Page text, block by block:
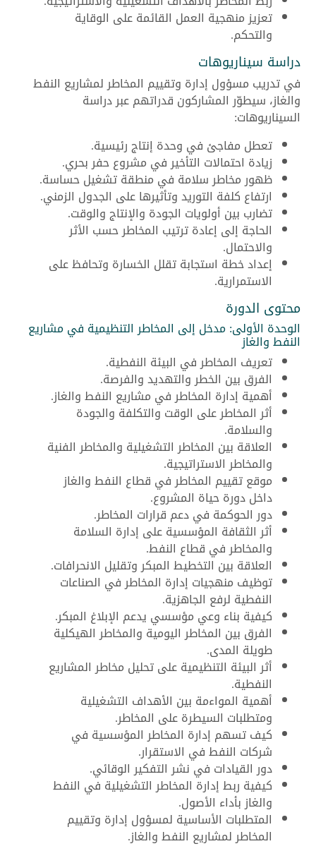
تعزيز منهجية العمل القائمة على الوقاية
والتحكم.
دراسة سيناريوهات
في تدريب مسؤول إدارة وتقييم المخاطر لمشاريع النفط
والغاز، سيطوّر المشاركون قدراتهم عبر دراسة
السيناريوهات:
تعطل مفاجئ في وحدة إنتاج رئيسية.
زيادة احتمالات التأخير في مشروع حفر بحري.
ظهور مخاطر سلامة في منطقة تشغيل حساسة.
ارتفاع كلفة التوريد وتأثيرها على الجدول الزمني.
تضارب بين أولويات الجودة والإنتاج والوقت.
الحاجة إلى إعادة ترتيب المخاطر حسب الأثر
والاحتمال.
إعداد خطة استجابة تقلل الخسارة وتحافظ على
الاستمرارية.
محتوى الدورة
الوحدة الأولى: مدخل إلى المخاطر التنظيمية في مشاريع
النفط والغاز
تعريف المخاطر في البيئة النفطية.
الفرق بين الخطر والتهديد والفرصة.
أهمية إدارة المخاطر في مشاريع النفط والغاز.
أثر المخاطر على الوقت والتكلفة والجودة
والسلامة.
العلاقة بين المخاطر التشغيلية والمخاطر الفنية
والمخاطر الاستراتيجية.
موقع تقييم المخاطر في قطاع النفط والغاز
داخل دورة حياة المشروع.
دور الحوكمة في دعم قرارات المخاطر.
أثر الثقافة المؤسسية على إدارة السلامة
والمخاطر في قطاع النفط.
العلاقة بين التخطيط المبكر وتقليل الانحرافات.
توظيف منهجيات إدارة المخاطر في الصناعات
النفطية لرفع الجاهزية.
كيفية بناء وعي مؤسسي يدعم الإبلاغ المبكر.
الفرق بين المخاطر اليومية والمخاطر الهيكلية
طويلة المدى.
أثر البيئة التنظيمية على تحليل مخاطر المشاريع
النفطية.
أهمية المواءمة بين الأهداف التشغيلية
ومتطلبات السيطرة على المخاطر.
كيف تسهم إدارة المخاطر المؤسسية في
شركات النفط في الاستقرار.
دور القيادات في نشر التفكير الوقائي.
كيفية ربط إدارة المخاطر التشغيلية في النفط
والغاز بأداء الأصول.
المتطلبات الأساسية لمسؤول إدارة وتقييم
المخاطر لمشاريع النفط والغاز.